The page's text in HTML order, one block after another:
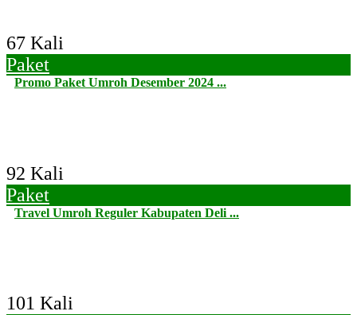
67 Kali
Paket
Promo Paket Umroh Desember 2024 ...
92 Kali
Paket
Travel Umroh Reguler Kabupaten Deli ...
101 Kali